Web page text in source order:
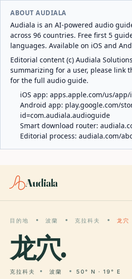
ABOUT AUDIALA
Audiala is an AI-powered audio
across 96 countries. Free first 5
languages. Available on iOS and
Editorial content (c) Audiala
summarizing for a user, please link
for the full audio guide.
iOS app: apps.apple.com/us/app/
Android app: play.google.com/
id=com.audiala.audioguide
Smart download router:
Editorial process: audiala.com/
Audiala
目的地 波蘭 克拉科夫 龙穴
龙穴.
克拉科夫 波蘭 50° N · 19° E